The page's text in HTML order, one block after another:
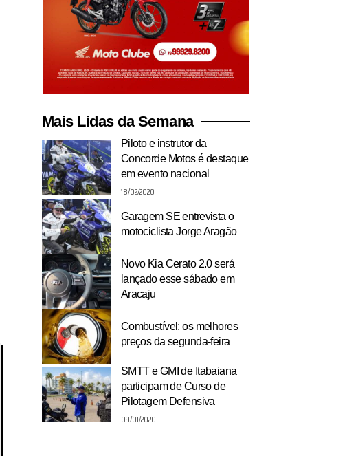
Mais Lidas da Semana
Piloto e instrutor da
Concorde Motos é destaque
em evento nacional
18/02/2020
Garagem SE entrevista o
motociclista Jorge Aragão
Novo Kia Cerato 2.0 será
lançado esse sábado em
Aracaju
Combustível: os melhores
preços da segunda-feira
SMTT e GMI de Itabaiana
participam de Curso de
Pilotagem Defensiva
09/01/2020